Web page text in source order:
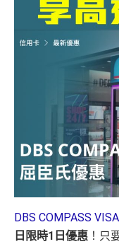
DBS COMPASS VISA
日限時1日優惠 ！只